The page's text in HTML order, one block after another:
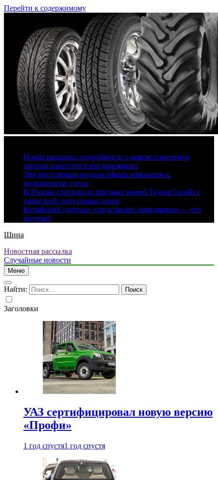
Перейти к содержимому
Honda раскрыла подробности о новом поколении
хорошо известного внедорожника
Две популярные модели Mazda обновились:
подробности, цены
В России стартовали продажи новой Toyota Corolla с
гарантией: актуальные цены
Китайский «крузак» представлен официально — что
внутри?
Шина
Новостная рассылка
Случайные новости
Меню
Найти:
Заголовки
УАЗ сертифицировал новую версию
«Профи»
1 год спустя1 год спустя